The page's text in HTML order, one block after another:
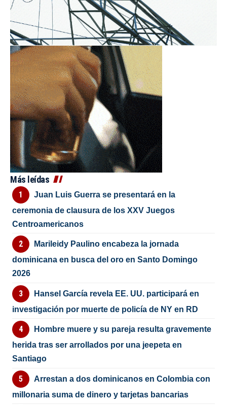
Más leídas
Juan Luis Guerra se presentará en la
ceremonia de clausura de los XXV Juegos
Centroamericanos
Marileidy Paulino encabeza la jornada
dominicana en busca del oro en Santo Domingo
2026
Hansel García revela EE. UU. participará en
investigación por muerte de policía de NY en RD
Hombre muere y su pareja resulta gravemente
herida tras ser arrollados por una jeepeta en
Santiago
Arrestan a dos dominicanos en Colombia con
millonaria suma de dinero y tarjetas bancarias